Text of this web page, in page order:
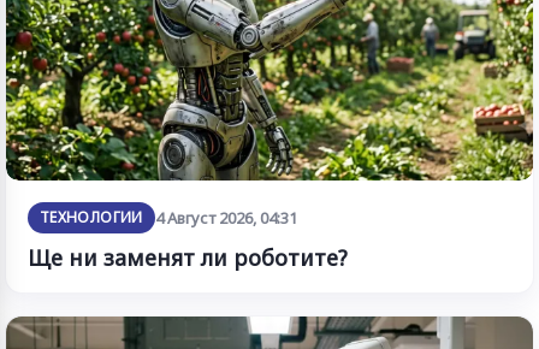
ТЕХНОЛОГИИ 4 Август 2026, 04:31
Ще ни заменят ли роботите?